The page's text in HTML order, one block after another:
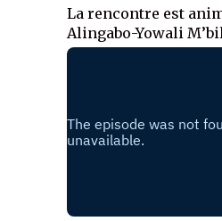
La rencontre est
Alingabo-Yowali